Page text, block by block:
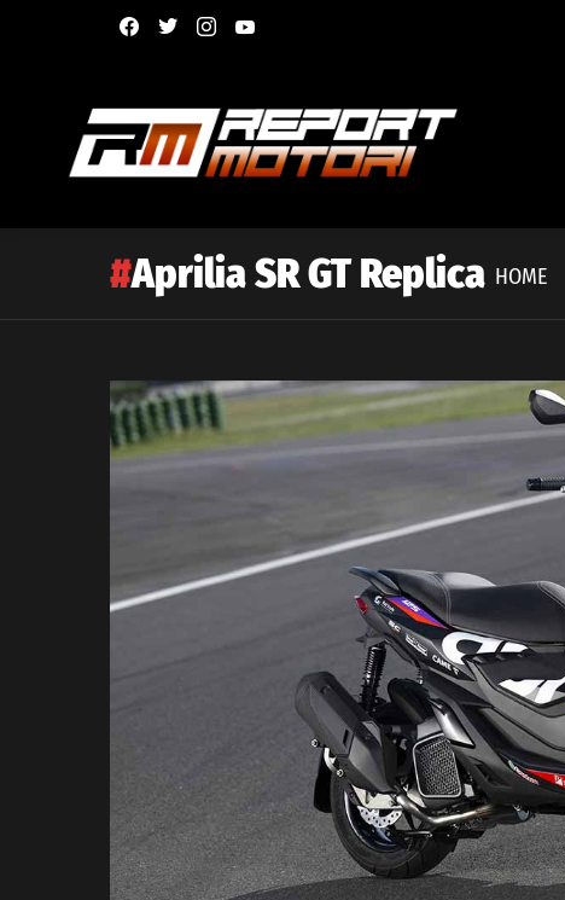
facebooktwitterinstagram
HOME
Aprilia SR GT Replica
Latest
story